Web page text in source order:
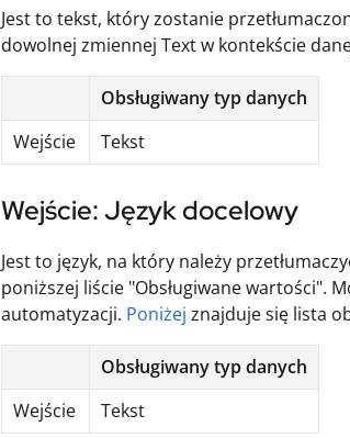
Jest to tekst, który zostanie
dowolnej zmiennej Text w kontekście
Obsługiwany typ danych
Wejście
Tekst
Wejście: Język docelowy
Jest to język, na który należy
poniższej liście "Obsługiwane wartości".
automatyzacji. Poniżej znajduje się lista
Obsługiwany typ danych
Wejście
Tekst